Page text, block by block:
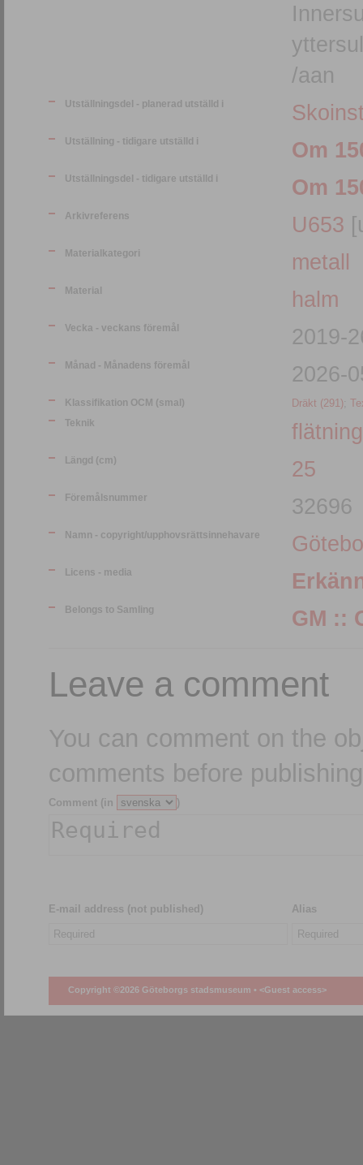
/aan
Utställningsdel - planerad utställd i
Utställning - tidigare utställd i Om
Utställningsdel - tidigare utställd i Om
Arkivreferens U653
Materialkategori metall
Material halm
Vecka - veckans föremål 2019-
Månad - Månadens föremål 2026-
Klassifikation OCM (smal) Dräkt (291)
Teknik flätning
Längd (cm) 25
Föremålsnummer 32696
Namn - copyright/upphovsrättsinnehavare
Licens - media
Belongs to Samling
Leave a comment
You can comment on the
comments before
Comment (in )
E-mail address (not published) Alias
Copyright ©2026 Göteborgs stadsmuseum • <Guest access>